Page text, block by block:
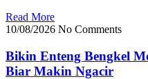
Read More
10/08/2026 No Comments
Bikin Enteng Bengkel
Biar Makin Ngacir